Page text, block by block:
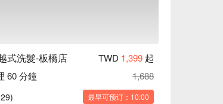
式洗髮-板橋店 TWD 1,399 起
60 分鐘
1,688
最早可预订：10:00